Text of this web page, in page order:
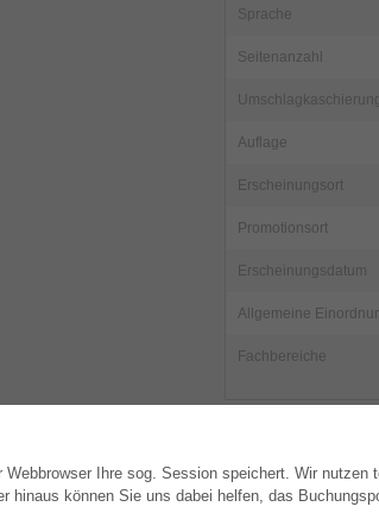
Ihre sog. Session speichert. Wir
hinaus können Sie uns dabei helfen, das
Sprache
Seitenanzahl
Auflage
Erscheinungsort
Promotionsort
Erscheinungsdatum
Allgemeine
Fachbereiche
WEBSHOP AUTOR